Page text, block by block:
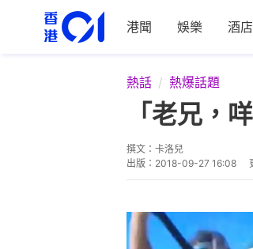
港聞 娛樂 酒
熱話 熱爆話題
「老兄
撰文： 卡洛兒
出版： 2018-09-27 16:08